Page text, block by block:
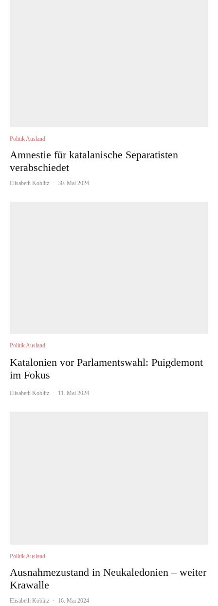
Politik Ausland
Amnestie für katalanische Separatisten
verabschiedet
Elisabeth Koblitz · 30. Mai 2024
Politik Ausland
Katalonien vor Parlamentswahl: Puigdemont
im Fokus
Elisabeth Koblitz · 11. Mai 2024
Politik Ausland
Ausnahmezustand in Neukaledonien – weiter
Krawalle
Elisabeth Koblitz · 16. Mai 2024